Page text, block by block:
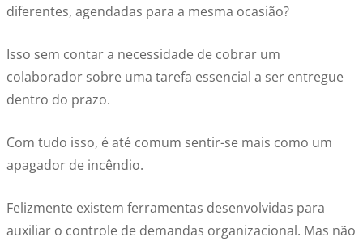
diferentes, agendadas para a mesma ocasião?
Isso sem contar a necessidade de cobrar um
colaborador sobre uma tarefa essencial a ser entregue
dentro do prazo.
Com tudo isso, é até comum sentir-se mais como um
apagador de incêndio.
Felizmente existem ferramentas desenvolvidas para
auxiliar o controle de demandas organizacional. Mas não